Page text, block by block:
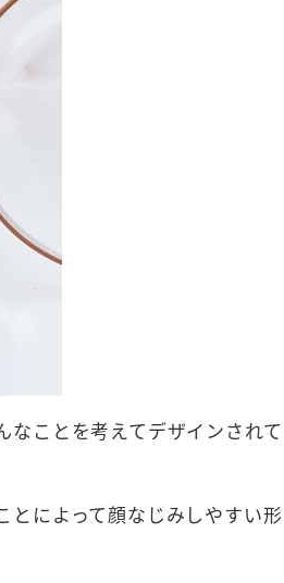
ことを考えてデザインされて
とによって顔なじみしやすい形